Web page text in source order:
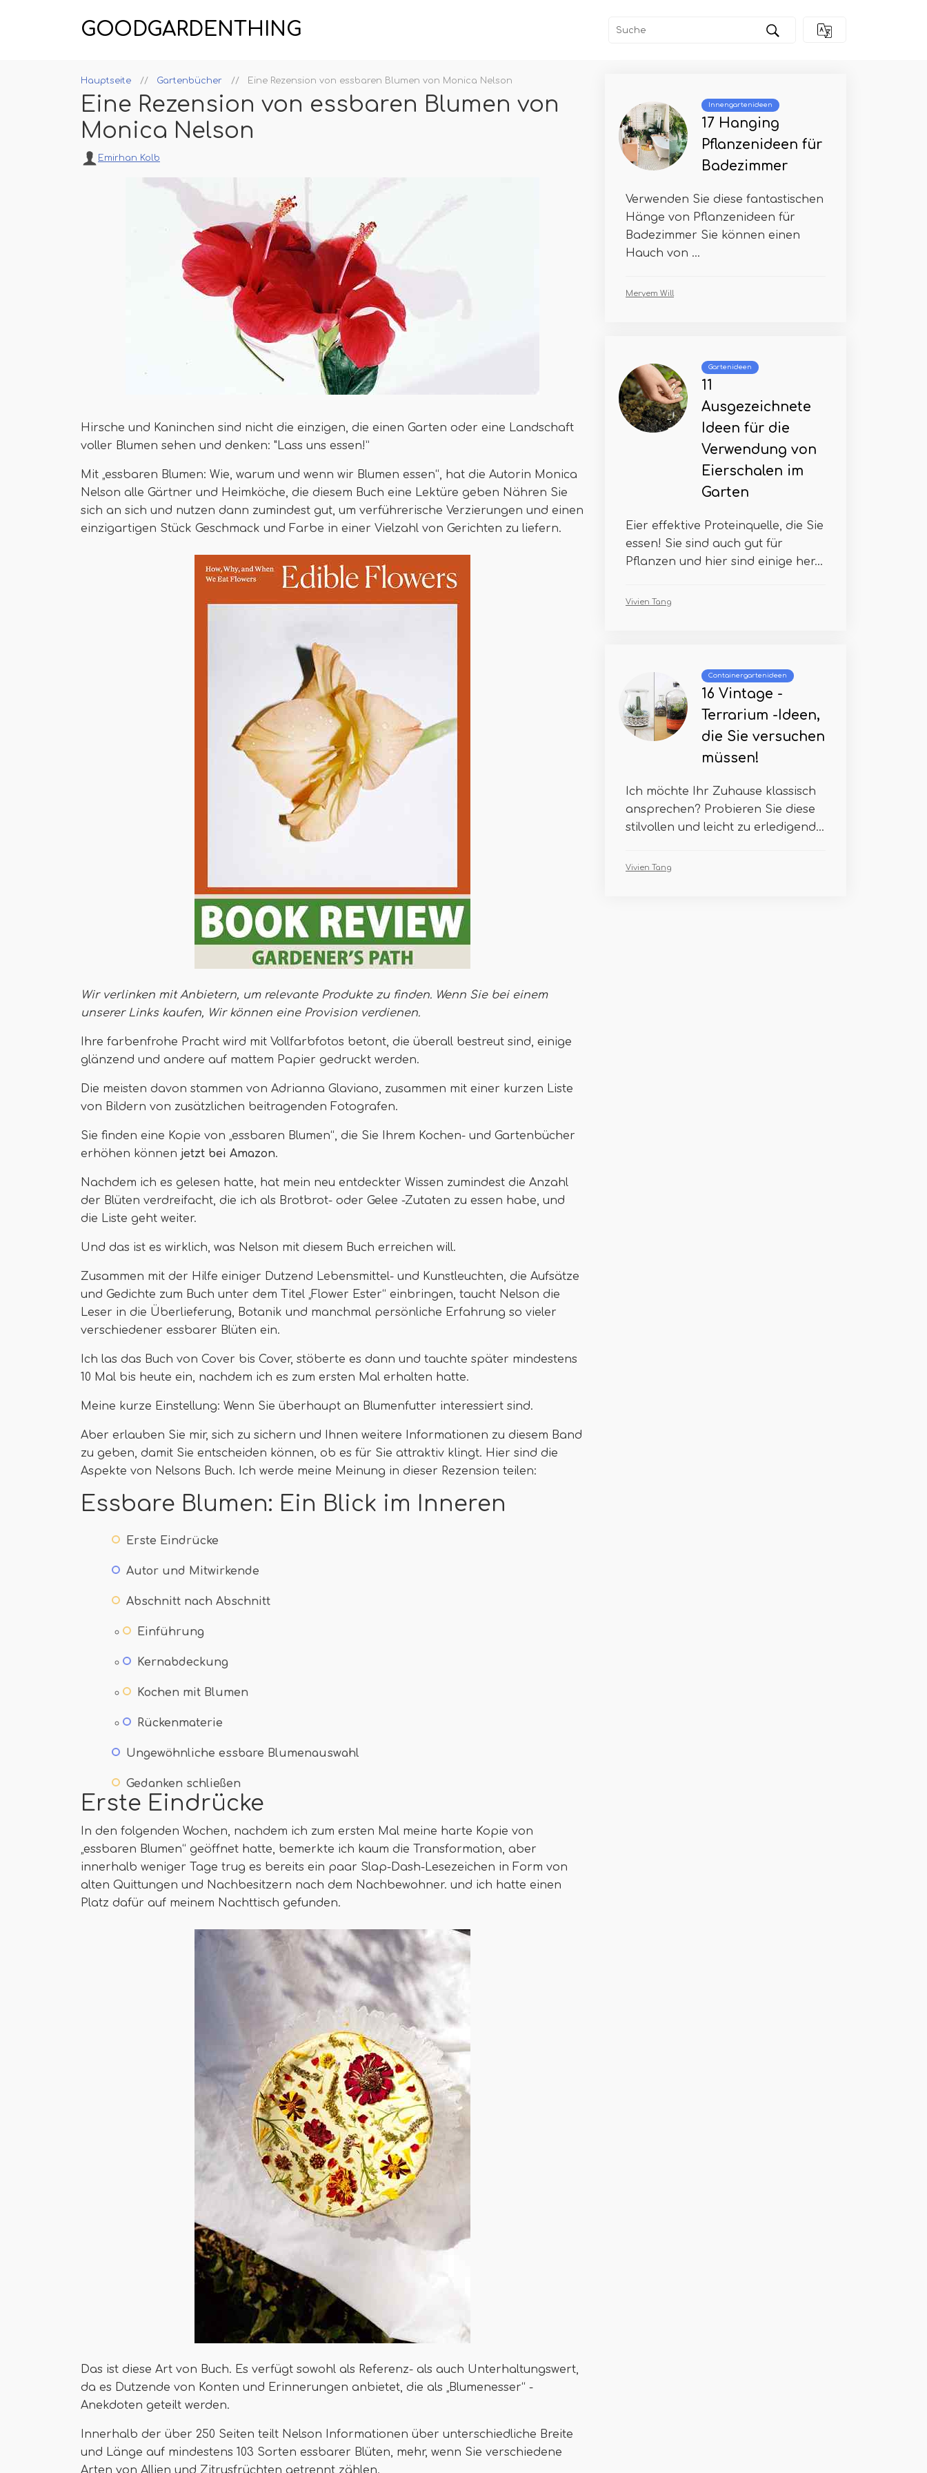
GOODGARDENTHING
Hauptseite Gartenbücher Eine Rezension von essbaren Blumen von Monica Nelson
Eine Rezension von essbaren Blumen von
Monica Nelson
Emirhan Kolb
Hirsche und Kaninchen sind nicht die einzigen, die einen Garten oder eine Landschaft
voller Blumen sehen und denken: "Lass uns essen!”
Mit „essbaren Blumen: Wie, warum und wenn wir Blumen essen“, hat die Autorin Monica
Nelson alle Gärtner und Heimköche, die diesem Buch eine Lektüre geben Nähren Sie
sich an sich und nutzen dann zumindest gut, um verführerische Verzierungen und einen
einzigartigen Stück Geschmack und Farbe in einer Vielzahl von Gerichten zu liefern.
Wir verlinken mit Anbietern, um relevante Produkte zu finden. Wenn Sie bei einem
unserer Links kaufen, Wir können eine Provision verdienen.
Ihre farbenfrohe Pracht wird mit Vollfarbfotos betont, die überall bestreut sind, einige
glänzend und andere auf mattem Papier gedruckt werden.
Die meisten davon stammen von Adrianna Glaviano, zusammen mit einer kurzen Liste
von Bildern von zusätzlichen beitragenden Fotografen.
Sie finden eine Kopie von „essbaren Blumen“, die Sie Ihrem Kochen- und Gartenbücher
erhöhen können jetzt bei Amazon.
Nachdem ich es gelesen hatte, hat mein neu entdeckter Wissen zumindest die Anzahl
der Blüten verdreifacht, die ich als Brotbrot- oder Gelee -Zutaten zu essen habe, und
die Liste geht weiter.
Und das ist es wirklich, was Nelson mit diesem Buch erreichen will.
Zusammen mit der Hilfe einiger Dutzend Lebensmittel- und Kunstleuchten, die Aufsätze
und Gedichte zum Buch unter dem Titel „Flower Ester“ einbringen, taucht Nelson die
Leser in die Überlieferung, Botanik und manchmal persönliche Erfahrung so vieler
verschiedener essbarer Blüten ein.
Ich las das Buch von Cover bis Cover, stöberte es dann und tauchte später mindestens
10 Mal bis heute ein, nachdem ich es zum ersten Mal erhalten hatte.
Meine kurze Einstellung: Wenn Sie überhaupt an Blumenfutter interessiert sind.
Aber erlauben Sie mir, sich zu sichern und Ihnen weitere Informationen zu diesem Band
zu geben, damit Sie entscheiden können, ob es für Sie attraktiv klingt. Hier sind die
Aspekte von Nelsons Buch. Ich werde meine Meinung in dieser Rezension teilen:
Essbare Blumen: Ein Blick im Inneren
Erste Eindrücke
Autor und Mitwirkende
Abschnitt nach Abschnitt
Einführung
Kernabdeckung
Kochen mit Blumen
Rückenmaterie
Ungewöhnliche essbare Blumenauswahl
Gedanken schließen
Erste Eindrücke
In den folgenden Wochen, nachdem ich zum ersten Mal meine harte Kopie von
„essbaren Blumen“ geöffnet hatte, bemerkte ich kaum die Transformation, aber
innerhalb weniger Tage trug es bereits ein paar Slap-Dash-Lesezeichen in Form von
alten Quittungen und Nachbesitzern nach dem Nachbewohner. und ich hatte einen
Platz dafür auf meinem Nachttisch gefunden.
Das ist diese Art von Buch. Es verfügt sowohl als Referenz- als auch Unterhaltungswert,
da es Dutzende von Konten und Erinnerungen anbietet, die als „Blumenesser“ -
Anekdoten geteilt werden.
Innerhalb der über 250 Seiten teilt Nelson Informationen über unterschiedliche Breite
und Länge auf mindestens 103 Sorten essbarer Blüten, mehr, wenn Sie verschiedene
Arten von Allien und Zitrusfrüchten getrennt zählen.
Innengartenideen
17 Hanging
Pflanzenideen für
Badezimmer
Verwenden Sie diese fantastischen
Hänge von Pflanzenideen für
Badezimmer Sie können einen
Hauch von ...
Meryem Will
Gartenideen
11
Ausgezeichnete
Ideen für die
Verwendung von
Eierschalen im
Garten
Eier effektive Proteinquelle, die Sie
essen! Sie sind auch gut für
Pflanzen und hier sind einige her...
Vivien Tang
Containergartenideen
16 Vintage -
Terrarium -Ideen,
die Sie versuchen
müssen!
Ich möchte Ihr Zuhause klassisch
ansprechen? Probieren Sie diese
stilvollen und leicht zu erledigend...
Vivien Tang